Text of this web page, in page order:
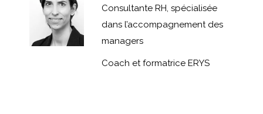
Consultante RH, spécialisée
dans l’accompagnement des
managers
Coach et formatrice ERYS